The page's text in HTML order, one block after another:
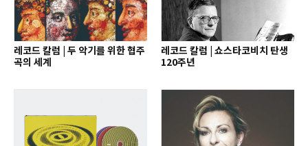
레코드 칼럼 | 두 악기를 위한 협주
곡의 세계
레코드 칼럼 | 쇼스타코비치 탄생
120주년